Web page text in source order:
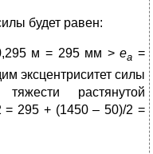
будет равен:
м = 295 мм >ea =
эксцентриситет силы
растянутой
= 295 + (1450 – 50)/2 =